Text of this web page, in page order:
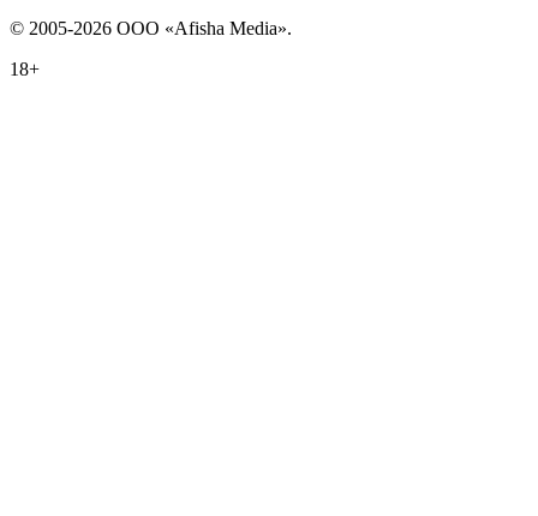
© 2005-2026 ООО «Afisha Media».
18+